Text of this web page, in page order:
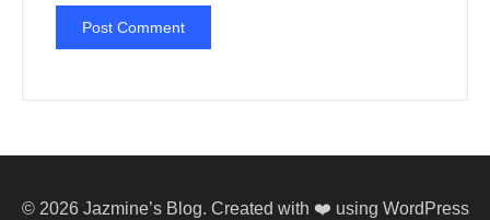
© 2026 Jazmine’s Blog. Created with ❤️ using WordPress